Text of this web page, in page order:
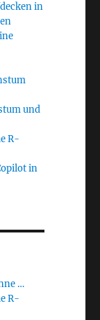
in
und
R-
in
…
R-